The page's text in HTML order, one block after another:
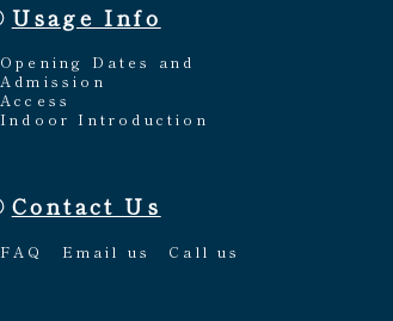
Usage Info
Opening Dates and
Admission
Access
Indoor Introduction
Contact Us
FAQ Email us Call us